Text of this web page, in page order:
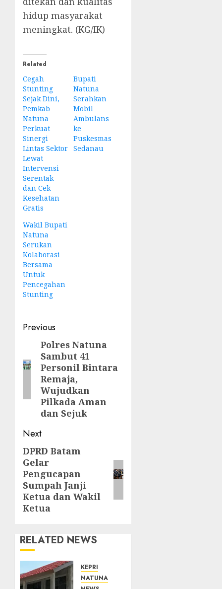
hidup masyarakat
meningkat. (KG/IK)
Related
Cegah
Stunting
Sejak Dini,
Pemkab
Natuna
Perkuat
Sinergi
Lintas Sektor
Lewat
Intervensi
Serentak
dan Cek
Kesehatan
Gratis
Bupati
Natuna
Serahkan
Mobil
Ambulans
ke
Puskesmas
Sedanau
Wakil Bupati
Natuna
Serukan
Kolaborasi
Bersama
Untuk
Pencegahan
Stunting
Post
navigation
Previous
Previous
post:
Polres Natuna
Sambut 41
Personil Bintara
Remaja,
Wujudkan
Pilkada Aman
dan Sejuk
Next
Next
post:
DPRD Batam
Gelar
Pengucapan
Sumpah Janji
Ketua dan Wakil
Ketua
RELATED NEWS
KEPRI
NATUNA